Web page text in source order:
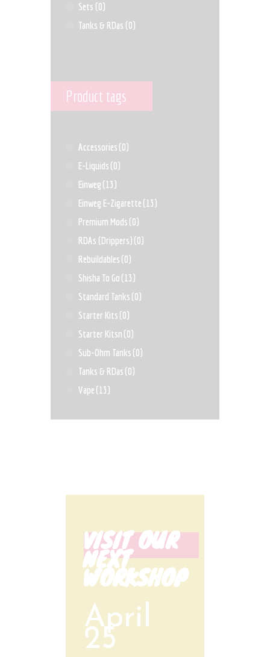
Sets (0)
Tanks & RDas (0)
Product tags
Accessories (0)
E-Liquids (0)
Einweg (13)
Einweg E-Zigarette (13)
Premium Mods (0)
RDAs (Drippers) (0)
Rebuildables (0)
Shisha To Go (13)
Standard Tanks (0)
Starter Kits (0)
Starter Kitsn (0)
Sub-Ohm Tanks (0)
Tanks & RDas (0)
Vape (13)
VISIT OUR
NEXT
WORKSHOP
April
25